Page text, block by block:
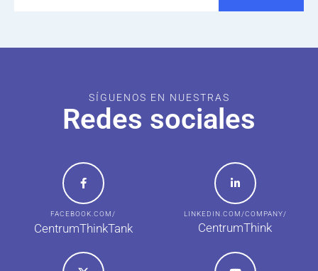
SÍGUENOS EN NUESTRAS
Redes sociales
FACEBOOK.COM/
CentrumThinkTank
LINKEDIN.COM/COMPANY/
CentrumThink